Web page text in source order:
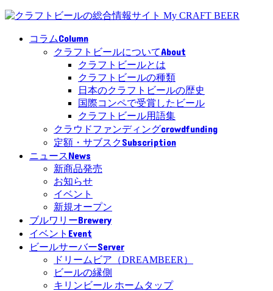
コラムColumn
クラフトビールについてAbout
クラフトビールとは
クラフトビールの種類
日本のクラフトビールの歴史
国際コンペで受賞したビール
クラフトビール用語集
クラウドファンディングcrowdfunding
定額・サブスクSubscription
ニュースNews
新商品発売
お知らせ
イベント
新規オープン
ブルワリーBrewery
イベント Event
ビールサーバーServer
ドリームビア（DREAMBEER）
ビールの縁側
キリンビール ホームタップ